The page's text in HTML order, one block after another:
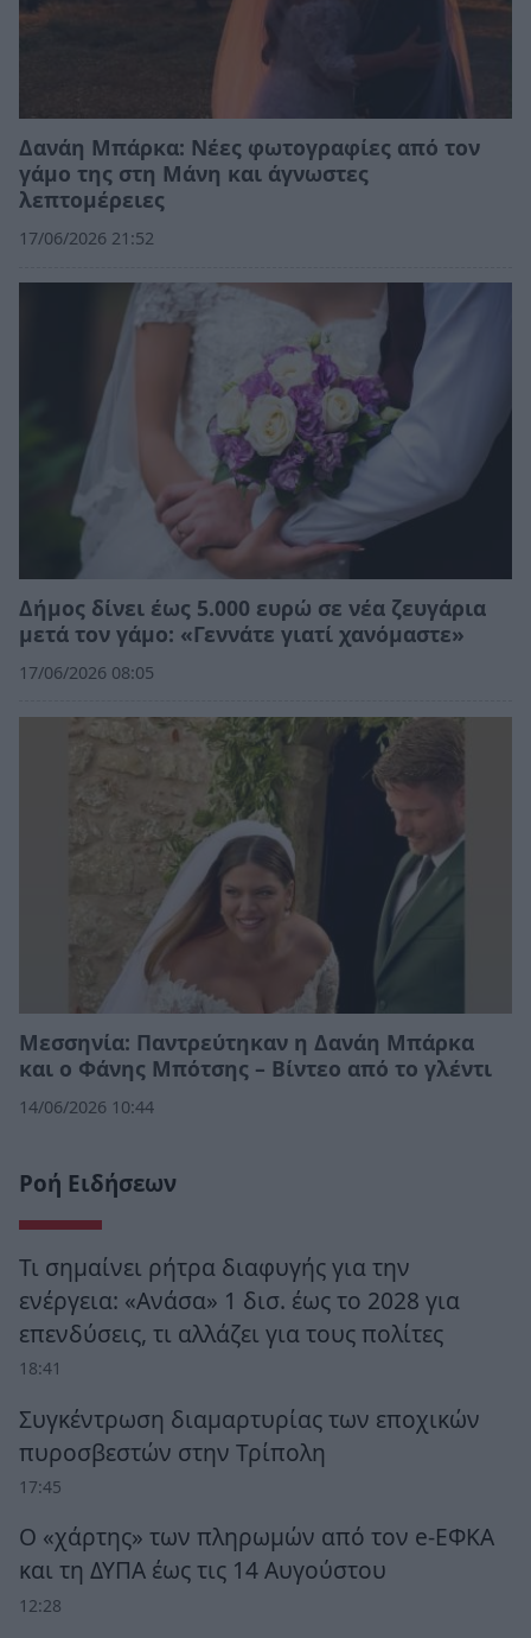
Δανάη Μπάρκα: Νέες φωτογραφίες από τον
γάμο της στη Μάνη και άγνωστες
λεπτομέρειες
17/06/2026 21:52
Δήμος δίνει έως 5.000 ευρώ σε νέα ζευγάρια
μετά τον γάμο: «Γεννάτε γιατί χανόμαστε»
17/06/2026 08:05
Μεσσηνία: Παντρεύτηκαν η Δανάη Μπάρκα
και ο Φάνης Μπότσης – Βίντεο από το γλέντι
14/06/2026 10:44
Ροή Ειδήσεων
Τι σημαίνει ρήτρα διαφυγής για την
ενέργεια: «Ανάσα» 1 δισ. έως το 2028 για
επενδύσεις, τι αλλάζει για τους πολίτες
18:41
Συγκέντρωση διαμαρτυρίας των εποχικών
πυροσβεστών στην Τρίπολη
17:45
Ο «χάρτης» των πληρωμών από τον e-ΕΦΚΑ
και τη ΔΥΠΑ έως τις 14 Αυγούστου
12:28